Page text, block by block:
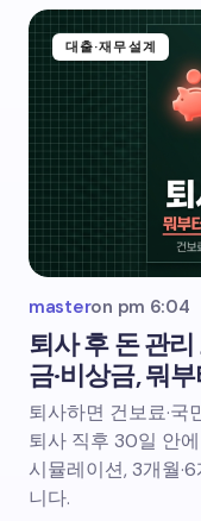
대출·재무설계
masteron pm 6:04
퇴사 후 돈 관
금·비상금, 뭐
퇴사하면 건보료·국
퇴사 직후 30일 안
시뮬레이션, 3개월
니다.